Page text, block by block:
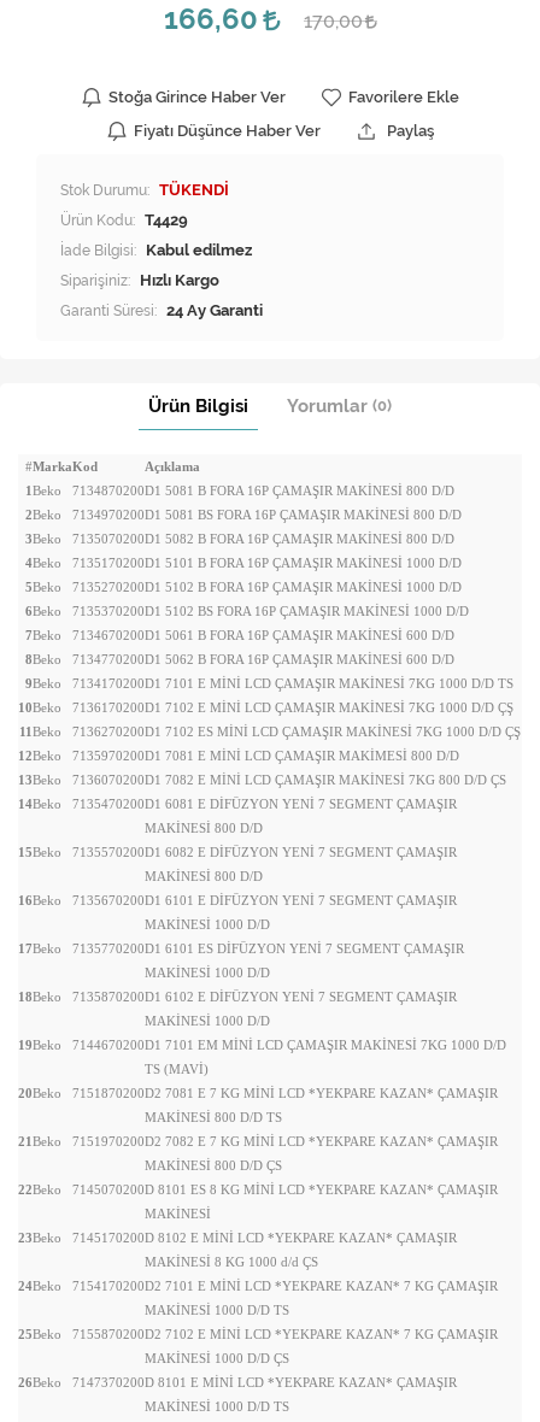
166,60
170,00
Stoğa Girince Haber Ver
Favorilere Ekle
Fiyatı Düşünce Haber Ver
Paylaş
Stok Durumu: TÜKENDİ
Ürün Kodu: T4429
İade Bilgisi:
Siparişiniz: Hızlı Kargo
Garanti Süresi: 24 Ay Garanti
Ürün Bilgisi Yorumlar (0)
#MarkaKod
Açıklama
1Beko 7134870200D1 5081 B FORA 16P ÇAMAŞIR MAKİNESİ 800 D/D
2Beko 7134970200D1 5081 BS FORA 16P ÇAMAŞIR MAKİNESİ 800 D/D
3Beko 7135070200D1 5082 B FORA 16P ÇAMAŞIR MAKİNESİ 800 D/D
4Beko 7135170200D1 5101 B FORA 16P ÇAMAŞIR MAKİNESİ 1000 D/D
5Beko 7135270200D1 5102 B FORA 16P ÇAMAŞIR MAKİNESİ 1000 D/D
6Beko 7135370200D1 5102 BS FORA 16P ÇAMAŞIR MAKİNESİ 1000 D/D
7Beko 7134670200D1 5061 B FORA 16P ÇAMAŞIR MAKİNESİ 600 D/D
8Beko 7134770200D1 5062 B FORA 16P ÇAMAŞIR MAKİNESİ 600 D/D
9Beko 7134170200D1 7101 E MİNİ LCD ÇAMAŞIR MAKİNESİ 7KG 1000 D/D TS
10Beko 7136170200D1 7102 E MİNİ LCD ÇAMAŞIR MAKİNESİ 7KG 1000 D/D ÇŞ
11Beko 7136270200D1 7102 ES MİNİ LCD ÇAMAŞIR MAKİNESİ 7KG 1000 D/D ÇŞ
12Beko 7135970200D1 7081 E MİNİ LCD ÇAMAŞIR MAKİMESİ 800 D/D
13Beko 7136070200D1 7082 E MİNİ LCD ÇAMAŞIR MAKİNESİ 7KG 800 D/D ÇS
14Beko 7135470200D1 6081 E DİFÜZYON YENİ 7 SEGMENT ÇAMAŞIR
MAKİNESİ 800 D/D
15Beko 7135570200D1 6082 E DİFÜZYON YENİ 7 SEGMENT ÇAMAŞIR
MAKİNESİ 800 D/D
16Beko 7135670200D1 6101 E DİFÜZYON YENİ 7 SEGMENT ÇAMAŞIR
MAKİNESİ 1000 D/D
17Beko 7135770200D1 6101 ES DİFÜZYON YENİ 7 SEGMENT ÇAMAŞIR
MAKİNESİ 1000 D/D
18Beko 7135870200D1 6102 E DİFÜZYON YENİ 7 SEGMENT ÇAMAŞIR
MAKİNESİ 1000 D/D
19Beko 7144670200D1 7101 EM MİNİ LCD ÇAMAŞIR MAKİNESİ 7KG 1000 D/D
TS (MAVİ)
20Beko 7151870200D2 7081 E 7 KG MİNİ LCD *YEKPARE KAZAN* ÇAMAŞIR
MAKİNESİ 800 D/D TS
21Beko 7151970200D2 7082 E 7 KG MİNİ LCD *YEKPARE KAZAN* ÇAMAŞIR
MAKİNESİ 800 D/D ÇS
22Beko 7145070200D 8101 ES 8 KG MİNİ LCD *YEKPARE KAZAN* ÇAMAŞIR
MAKİNESİ
23Beko 7145170200D 8102 E MİNİ LCD *YEKPARE KAZAN* ÇAMAŞIR
MAKİNESİ 8 KG 1000 d/d ÇS
24Beko 7154170200D2 7101 E MİNİ LCD *YEKPARE KAZAN* 7 KG ÇAMAŞIR
MAKİNESİ 1000 D/D TS
25Beko 7155870200D2 7102 E MİNİ LCD *YEKPARE KAZAN* 7 KG ÇAMAŞIR
MAKİNESİ 1000 D/D ÇS
26Beko 7147370200D 8101 E MİNİ LCD *YEKPARE KAZAN* ÇAMAŞIR
MAKİNESİ 1000 D/D TS